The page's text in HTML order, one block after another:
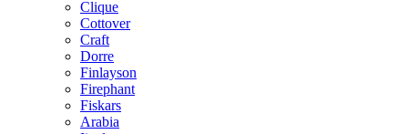
Clique
Cottover
Craft
Dorre
Finlayson
Firephant
Fiskars
Arabia